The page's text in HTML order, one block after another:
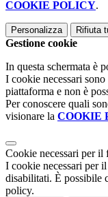
COOKIE POLICY.
Personalizza Rifiuta
Gestione cookie
In questa schermata è
I cookie necessari
piattaforma e non è
Per conoscere quali
visionare la COOKIE
Cookie necessari per il
I cookie necessari per
disabilitati. È possibile
policy.